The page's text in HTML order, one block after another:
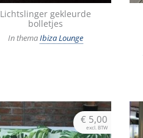
Lichtslinger gekleurde
bolletjes
In themaIbiza Lounge
€ 5,00
excl. BTW